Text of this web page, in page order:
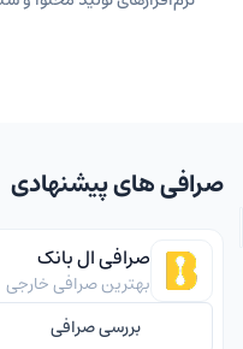
صرافی های پیشنهادی
صرافی ال بانک
بهترین صرافی خارجی
بررسی صرافی